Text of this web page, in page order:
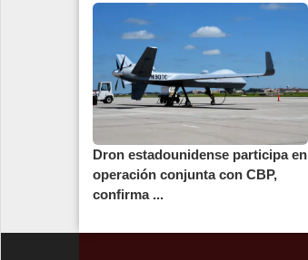
Dron estadounidense participa en
operación conjunta con CBP,
confirma ...